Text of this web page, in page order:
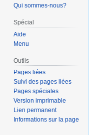
Qui sommes-nous?
Spécial
Aide
Menu
Outils
Pages liées
Suivi des pages liées
Pages spéciales
Version imprimable
Lien permanent
Informations sur la page